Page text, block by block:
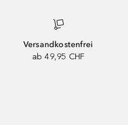
Versandkostenfrei
ab 49,95 CHF